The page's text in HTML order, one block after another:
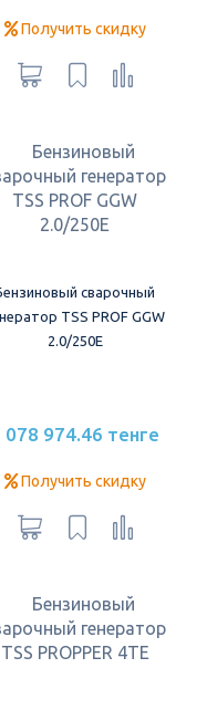
Получить скидку
сварочный
TSS PROF GGW
2.0/250E
078 974.46 тенге
Получить скидку